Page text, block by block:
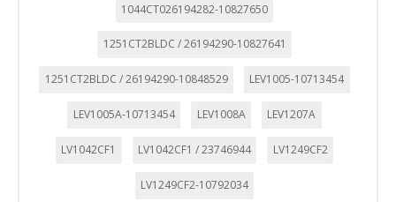
1044CT026194282-10827650
1251CT2BLDC / 26194290-10827641
1251CT2BLDC / 26194290-10848529 LEV1005-10713454
LEV1005A-10713454 LEV1008A LEV1207A
LV1042CF1 LV1042CF1 / 23746944 LV1249CF2
LV1249CF2-10792034